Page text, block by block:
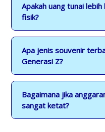
Apakah uang tunai
fisik?
Apa jenis souvenir
Generasi Z?
Bagaimana jika
sangat ketat?